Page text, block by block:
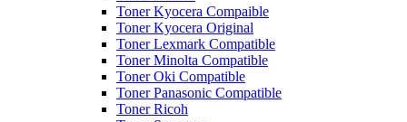
Toner Kyocera Compaible
Toner Kyocera Original
Toner Lexmark Compatible
Toner Minolta Compatible
Toner Oki Compatible
Toner Panasonic Compatible
Toner Ricoh